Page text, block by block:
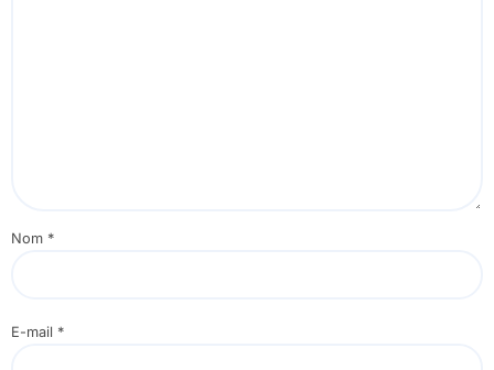
Nom *
E-mail *